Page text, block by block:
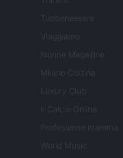
Tuobenessere
Viaggiamo
Nonne Magazine
Milano Cortina
Luxury Club
Il Calcio Online
Professione mamma
World Music